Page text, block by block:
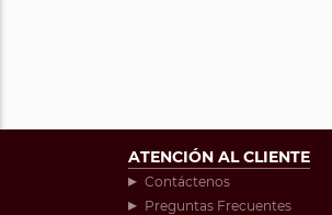
ATENCIÓN AL CLIENTE
Contáctenos
Preguntas Frecuentes